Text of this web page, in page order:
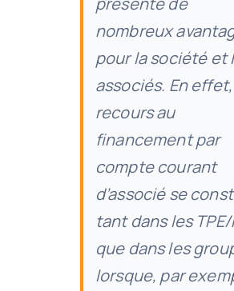
nombreux
pour la société et
associés. En
recours au
financement par
compte courant
d’associé se
tant dans les TPE/
que dans les
lorsque, par